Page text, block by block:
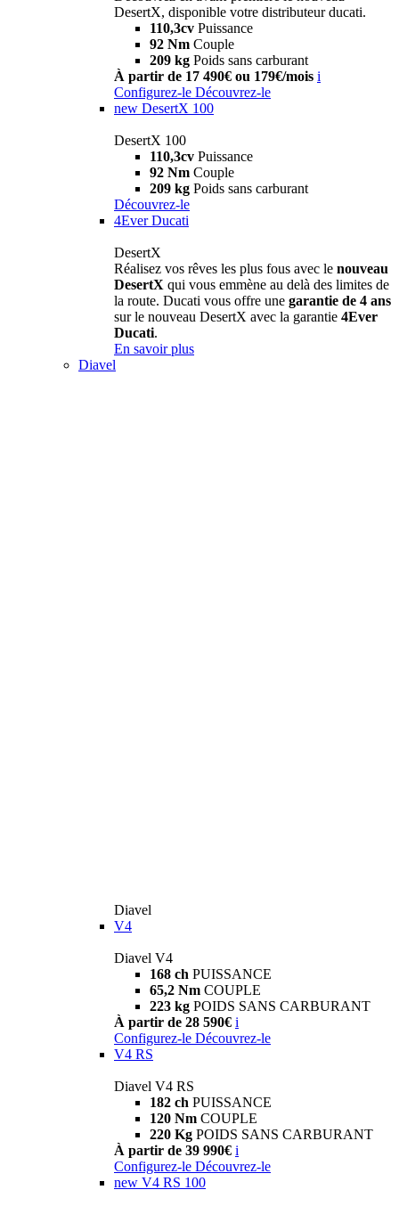
DesertX, disponible votre distributeur ducati.
110,3cv Puissance
92 Nm Couple
209 kg Poids sans carburant
À partir de 17 490€ ou 179€/mois i
Configurez-le Découvrez-le
new DesertX 100
DesertX 100
110,3cv Puissance
92 Nm Couple
209 kg Poids sans carburant
Découvrez-le
4Ever Ducati
DesertX
Réalisez vos rêves les plus fous avec le nouveau
DesertX qui vous emmène au delà des limites de
la route. Ducati vous offre une garantie de 4 ans
sur le nouveau DesertX avec la garantie 4Ever
Ducati.
En savoir plus
Diavel
Diavel
V4
Diavel V4
168 ch PUISSANCE
65,2 Nm COUPLE
223 kg POIDS SANS CARBURANT
À partir de 28 590€ i
Configurez-le Découvrez-le
V4 RS
Diavel V4 RS
182 ch PUISSANCE
120 Nm COUPLE
220 Kg POIDS SANS CARBURANT
À partir de 39 990€ i
Configurez-le Découvrez-le
new V4 RS 100